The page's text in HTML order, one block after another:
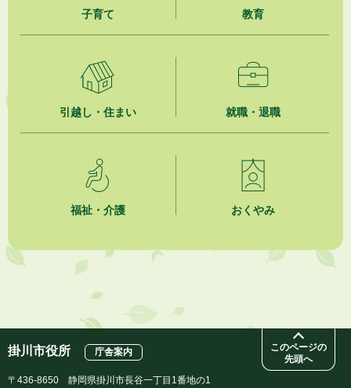
市民の勇気ある応急手当に感謝状を贈呈しました
2026年8月4日
夏季休暇期間 開業医等診療予定
「水道カルテ」の公表について
子育て 教育
引越し・住まい 就職・退職
福祉・介護 おくやみ
このページの
先頭へ
掛川市役所 庁舎案内
〒436-8650 静岡県掛川市長谷一丁目1番地の1